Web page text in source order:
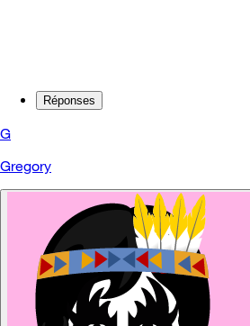
Réponses
G
Gregory